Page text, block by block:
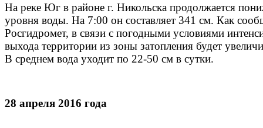
На реке Юг в районе г. Никольска продолжается
уровня воды. На 7:00 он составляет 341 см. Как
Росгидромет, в связи с погодными условиями
выхода территории из зоны затопления будет
В среднем вода уходит по 22-50 см в сутки.
28 апреля 2016 года